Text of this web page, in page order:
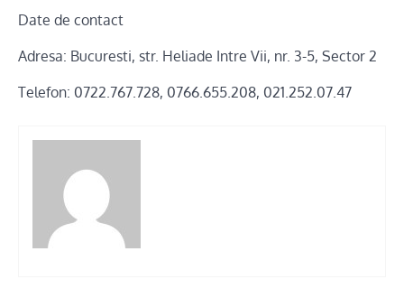
Date de contact
Adresa: Bucuresti, str. Heliade Intre Vii, nr. 3-5, Sector 2
Telefon: 0722.767.728, 0766.655.208, 021.252.07.47